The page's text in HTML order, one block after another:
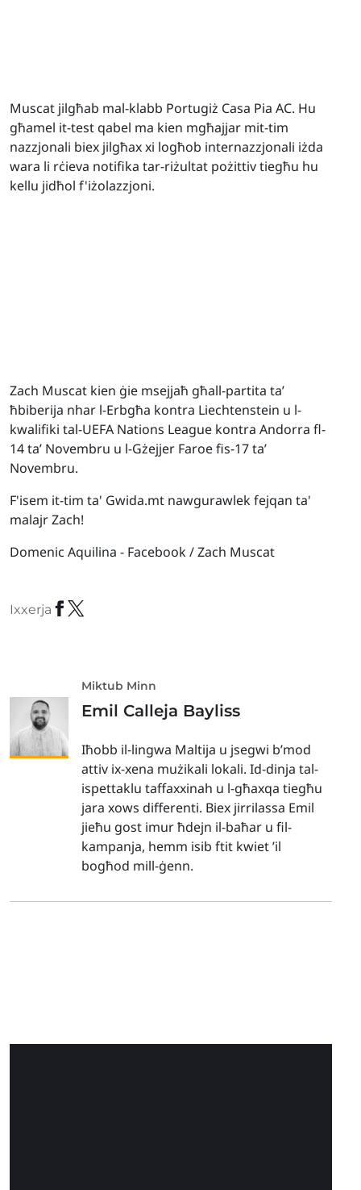
Muscat jilgħab mal-klabb Portugiż Casa Pia AC. Hu
għamel it-test qabel ma kien mgħajjar mit-tim
nazzjonali biex jilgħax xi logħob internazzjonali iżda
wara li rċieva notifika tar-riżultat pożittiv tiegħu hu
kellu jidħol f'iżolazzjoni.
Zach Muscat kien ġie msejjaħ għall-partita ta’
ħbiberija nhar l-Erbgħa kontra Liechtenstein u l-
kwalifiki tal-UEFA Nations League kontra Andorra fl-
14 ta’ Novembru u l-Gżejjer Faroe fis-17 ta’
Novembru.
F'isem it-tim ta' Gwida.mt nawgurawlek fejqan ta'
malajr Zach!
Domenic Aquilina - Facebook / Zach Muscat
Ixxerja
Miktub Minn
Emil Calleja Bayliss
Iħobb il-lingwa Maltija u jsegwi b’mod
attiv ix-xena mużikali lokali. Id-dinja tal-
ispettaklu taffaxxinah u l-għaxqa tiegħu
jara xows differenti. Biex jirrilassa Emil
jieħu gost imur ħdejn il-baħar u fil-
kampanja, hemm isib ftit kwiet ’il
bogħod mill-ġenn.